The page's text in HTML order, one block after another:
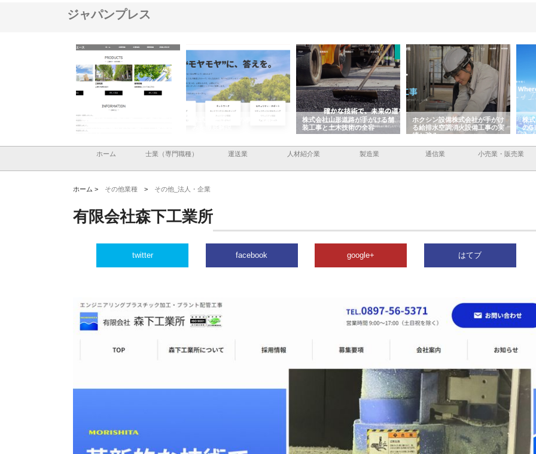
ジャパンプレス
イトが提供する充実した情報内
株式会社ＣＳＡの事業内容と強
株式会社山形道路が手がける舗
装工事と土木技術の全容
ホクシン設備株式会社が手がけ
る給排水空調消火設備工事の実
績と強み
株
の
入
ホーム 士業（専門職種） 運送業 人材紹介業 製造業 通信業 小売業・販売業
ホーム > その他業種 > その他_法人・企業
有限会社森下工業所
twitter facebook google+ はてブ